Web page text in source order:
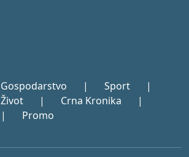
Gospodarstvo | Sport
|
Život | Crna Kronika
|
| Promo